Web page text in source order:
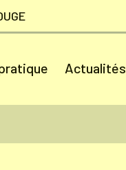
Actualités